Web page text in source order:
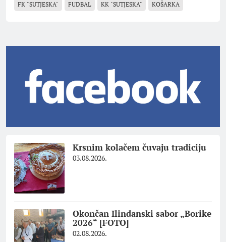
FK "SUTJESKA" FUDBAL KK "SUTJESKA" KOŠARKA
Krsnim kolačem čuvaju tradiciju
03.08.2026.
Okončan Ilindanski sabor „Borike
2026“ [FOTO]
02.08.2026.